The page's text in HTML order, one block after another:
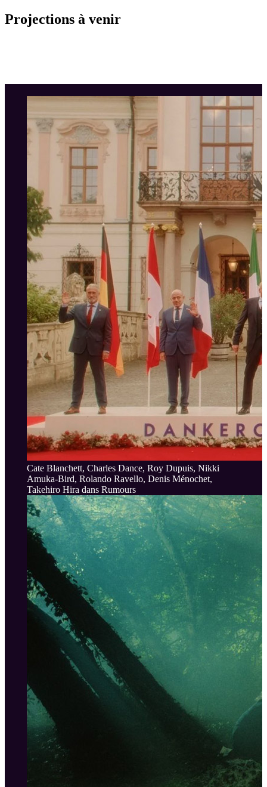
Projections à venir
Cate Blanchett, Charles Dance, Roy Dupuis, Nikki
Amuka-Bird, Rolando Ravello, Denis Ménochet,
Takehiro Hira dans Rumours